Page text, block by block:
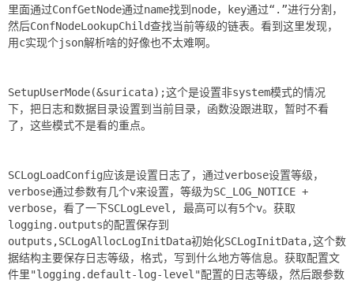
里面通过ConfGetNode通过name找到node，key通过“.”进行分割，
然后ConfNodeLookupChild查找当前等级的链表。看到这里发现，
用c实现个json解析啥的好像也不太难啊。
SetupUserMode(&suricata);这个是设置非system模式的情况
下，把日志和数据目录设置到当前目录，函数没跟进取，暂时不看
了，这些模式不是看的重点。
SCLogLoadConfig应该是设置日志了，通过verbose设置等级，
verbose通过参数有几个v来设置，等级为SC_LOG_NOTICE +
verbose，看了一下SCLogLevel, 最高可以有5个v。获取
logging.outputs的配置保存到
outputs,SCLogAllocLogInitData初始化SCLogInitData,这个数
据结构主要保存日志等级，格式，写到什么地方等信息。获取配置文
件里"logging.default-log-level"配置的日志等级，然后跟参数